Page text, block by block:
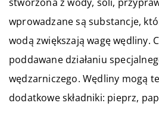
wprowadzane są substancje,
wodą zwiększają wagę wędliny.
poddawane działaniu
wędzarniczego. Wędliny mogą
dodatkowe składniki: pieprz,